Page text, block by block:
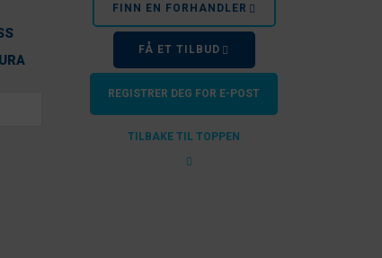
FINN EN FORHANDLER
FÅ ET TILBUD
REGISTRER DEG FOR E-POST
TILBAKE TIL TOPPEN